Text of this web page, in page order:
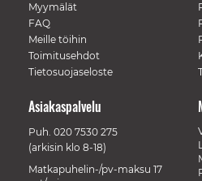
Myymälät
FAQ
Meille töihin
Toimitusehdot
Tietosuojaseloste
Asiakaspalvelu
Puh. 020 7530 275
(arkisin klo 8-18)
Matkapuhelin-/pv-maksu 17